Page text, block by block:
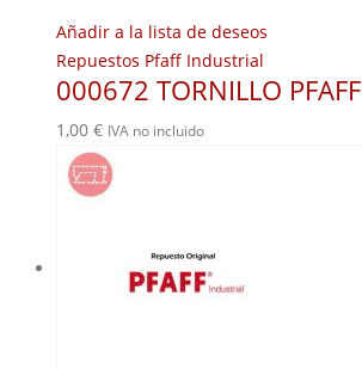
Añadir a la lista de deseos
Repuestos Pfaff Industrial
000672 TORNILLO PFAFF
1,00 € IVA no incluido